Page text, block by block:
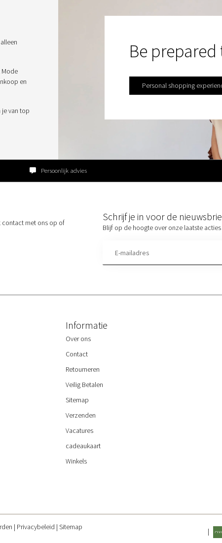
Mode
en
je van top
Be
Personal shopping
Persoonlijk advies
contact met ons op of
Schrijf je in voor de
Blijf op de hoogte over onze laatste acties
Informatie
Over ons
Contact
Retourneren
Veilig Betalen
Sitemap
Verzenden
Vacatures
cadeaukaart
Winkels
Privacybeleid Sitemap